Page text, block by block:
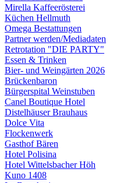
Mirella Kaffeerösterei
Küchen Hellmuth
Omega Bestattungen
Partner werden/Mediadaten
Retrotation "DIE PARTY"
Essen & Trinken
Bier- und Weingärten 2026
Brückenbaron
Bürgerspital Weinstuben
Canel Boutique Hotel
Distelhäuser Brauhaus
Dolce Vita
Flockenwerk
Gasthof Bären
Hotel Polisina
Hotel Wittelsbacher Höh
Kuno 1408